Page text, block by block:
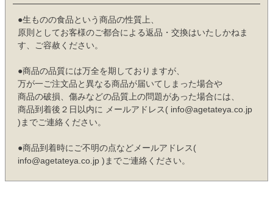
●生ものの食品という商品の性質上、
原則としてお客様のご都合による返品・交換はいたしかねま
す、ご容赦ください。
●商品の品質には万全を期しておりますが、
万が一ご注文品と異なる商品が届いてしまった場合や
商品の破損、傷みなどの品質上の問題があった場合には、
商品到着後２日以内に メールアドレス( info@agetateya.co.jp
)までご連絡ください。
●商品到着時にご不明の点などメールアドレス(
info@agetateya.co.jp )までご連絡ください。